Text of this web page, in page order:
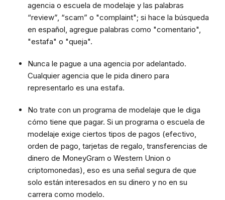
agencia o escuela de modelaje y las palabras
“review”, “scam” o "complaint"; si hace la búsqueda
en español, agregue palabras como "comentario",
"estafa" o "queja".
Nunca le pague a una agencia por adelantado.
Cualquier agencia que le pida dinero para
representarlo es una estafa.
No trate con un programa de modelaje que le diga
cómo tiene que pagar. Si un programa o escuela de
modelaje exige ciertos tipos de pagos (efectivo,
orden de pago, tarjetas de regalo, transferencias de
dinero de MoneyGram o Western Union o
criptomonedas), eso es una señal segura de que
solo están interesados en su dinero y no en su
carrera como modelo.